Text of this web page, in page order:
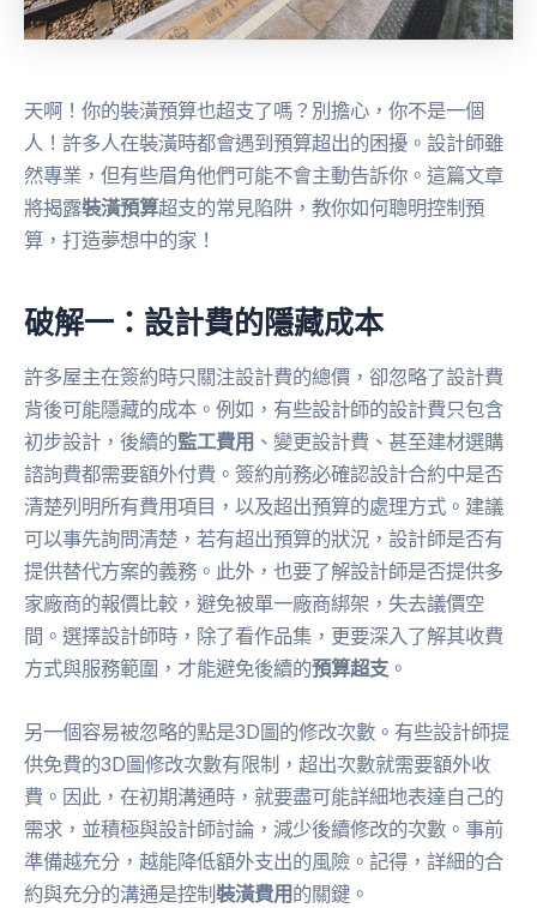
天啊！你的裝潢預算也超支了嗎？別擔心，你不是一個
人！許多人在裝潢時都會遇到預算超出的困擾。設計師雖
然專業，但有些眉角他們可能不會主動告訴你。這篇文章
將揭露裝潢預算超支的常見陷阱，教你如何聰明控制預
算，打造夢想中的家！
破解一：設計費的隱藏成本
許多屋主在簽約時只關注設計費的總價，卻忽略了設計費
背後可能隱藏的成本。例如，有些設計師的設計費只包含
初步設計，後續的監工費用 、變更設計費、甚至建材選購
諮詢費都需要額外付費。簽約前務必確認設計合約中是否
清楚列明所有費用項目，以及超出預算的處理方式。建議
可以事先詢問清楚，若有超出預算的狀況，設計師是否有
提供替代方案的義務。此外，也要了解設計師是否提供多
家廠商的報價比較，避免被單一廠商綁架，失去議價空
間。選擇設計師時，除了看作品集，更要深入了解其收費
方式與服務範圍，才能避免後續的預算超支 。
另一個容易被忽略的點是3D圖的修改次數。有些設計師提
供免費的3D圖修改次數有限制，超出次數就需要額外收
費。因此，在初期溝通時，就要盡可能詳細地表達自己的
需求，並積極與設計師討論，減少後續修改的次數。事前
準備越充分，越能降低額外支出的風險。記得，詳細的合
約與充分的溝通是控制裝潢費用的關鍵。